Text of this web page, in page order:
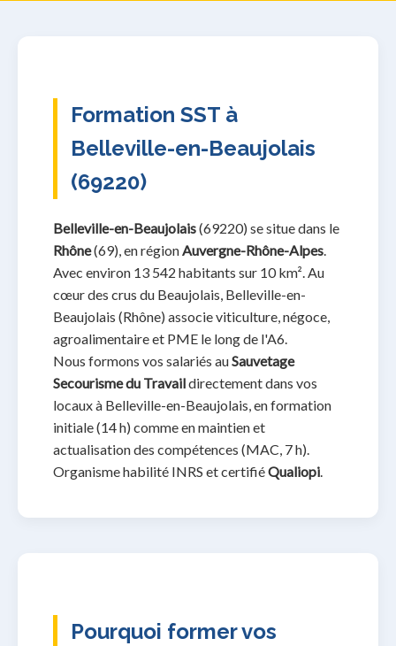
Formation SST à
Belleville-en-Beaujolais
(69220)
Belleville-en-Beaujolais(69220) se situe dans le
Rhône(69), en régionAuvergne-Rhône-Alpes.
Avec environ 13 542 habitants sur 10 km². Au
cœur des crus du Beaujolais, Belleville-en-
Beaujolais (Rhône) associe viticulture, négoce,
agroalimentaire et PME le long de l'A6.
Nous formons vos salariés auSauvetage
Secourisme du Travaildirectement dans vos
locaux à Belleville-en-Beaujolais, en formation
initiale (14 h) comme en maintien et
actualisation des compétences (MAC, 7 h).
Organisme habilité INRS et certifiéQualiopi.
Pourquoi former vos